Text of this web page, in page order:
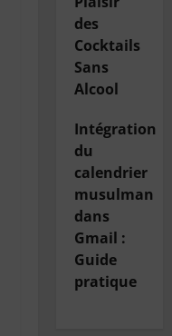
des
Cocktails
Sans
Alcool
Intégration
du
calendrier
musulman
dans
Gmail :
Guide
pratique